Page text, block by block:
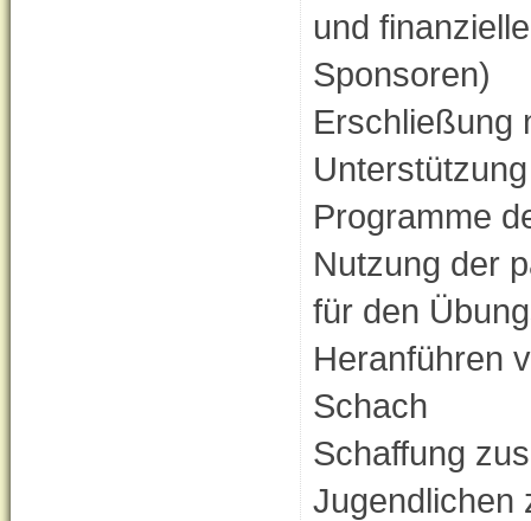
und
Sponsoren)
Erschließung
Programme
Nutzung der
für den
Heranführen
Schach
Schaffung
Jugendlichen